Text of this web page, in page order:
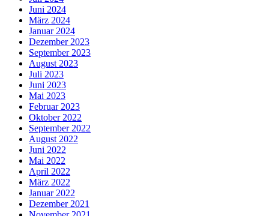
Juni 2024
März 2024
Januar 2024
Dezember 2023
September 2023
August 2023
Juli 2023
Juni 2023
Mai 2023
Februar 2023
Oktober 2022
September 2022
August 2022
Juni 2022
Mai 2022
April 2022
März 2022
Januar 2022
Dezember 2021